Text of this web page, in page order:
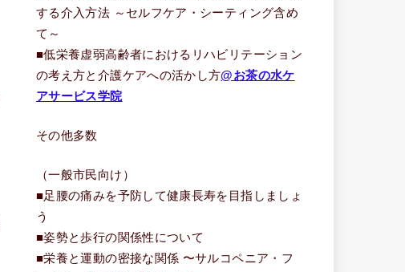
する介入方法 ～セルフケア・シーティング含め
て～
■低栄養虚弱高齢者におけるリハビリテーション
の考え方と介護ケアへの活かし方@お茶の水ケ
アサービス学院
その他多数
（一般市民向け）
■足腰の痛みを予防して健康長寿を目指しましょ
う
■姿勢と歩行の関係性について
■栄養と運動の密接な関係 〜サルコペニア・フ